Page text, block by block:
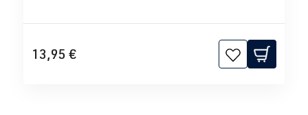
13,95 €